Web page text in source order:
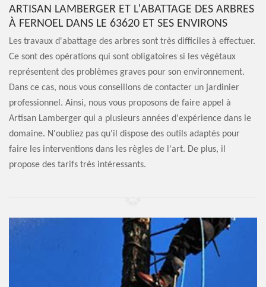
ARTISAN LAMBERGER ET L'ABATTAGE DES ARBRES
À FERNOEL DANS LE 63620 ET SES ENVIRONS
Les travaux d'abattage des arbres sont très difficiles à effectuer.
Ce sont des opérations qui sont obligatoires si les végétaux
représentent des problèmes graves pour son environnement.
Dans ce cas, nous vous conseillons de contacter un jardinier
professionnel. Ainsi, nous vous proposons de faire appel à
Artisan Lamberger qui a plusieurs années d'expérience dans le
domaine. N'oubliez pas qu'il dispose des outils adaptés pour
faire les interventions dans les règles de l'art. De plus, il
propose des tarifs très intéressants.